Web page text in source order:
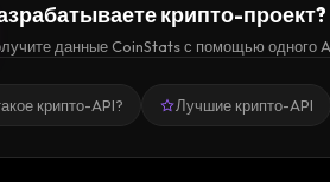
крипто-проект?
данные CoinStats с помощью одного
крипто-API? Лучшие крипто-API